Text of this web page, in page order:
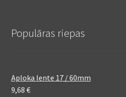
Populāras riepas
Aploka lente 17 / 60mm
9,68 €